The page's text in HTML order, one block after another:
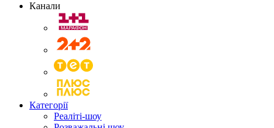
Канали
Категорії
Реаліті-шоу